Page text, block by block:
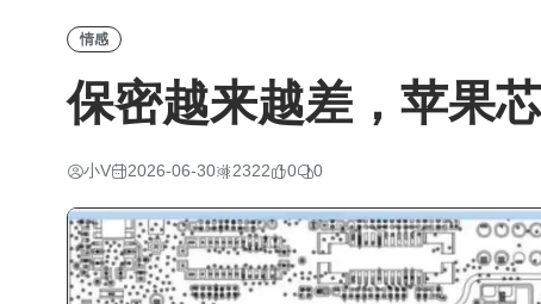
情感
保密越来越差，苹果
小V 2026-06-30 2322 0 0